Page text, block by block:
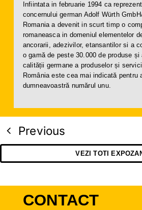
Infiintata in februarie 1994 ca
concernului german Adolf Würth
Romania a devenit in scurt timp o
romaneasca in domeniul elementelor
ancorarii, adezivilor, etansantilor si a
o gamă de peste 30.000 de produse și
calității germane a produselor și
România este cea mai indicată pentru
dumneavoastră numărul unu.
Previous
VEZI TOTI
CONTACT